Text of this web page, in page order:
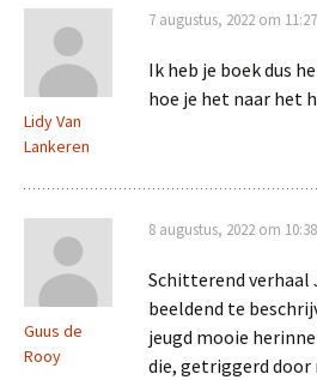
Lidy Van
Lankeren
7 augustus, 2022 om 11:27
Ik heb je boek dus
hoe je het naar het
Guus de
Rooy
8 augustus, 2022 om 10:38
Schitterend verhaal
beeldend te
jeugd mooie
die, getriggerd door